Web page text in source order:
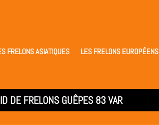
FRELONS ASIATIQUES LES FRELONS EUROPÉENS
DE FRELONS GUÊPES 83 VAR